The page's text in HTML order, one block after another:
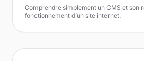
Comprendre simplement un CMS et son
fonctionnement d’un site internet.